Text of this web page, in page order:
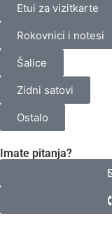
Etui za vizitkarte
Rokovnici i notesi
Šalice
Zidni satovi
Ostalo
Imate pitanja?